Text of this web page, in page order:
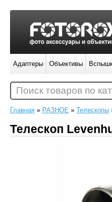
Главная » РАЗНОЕ » Телескопы
Телескоп
Адаптеры Объективы
Поиск товаров по